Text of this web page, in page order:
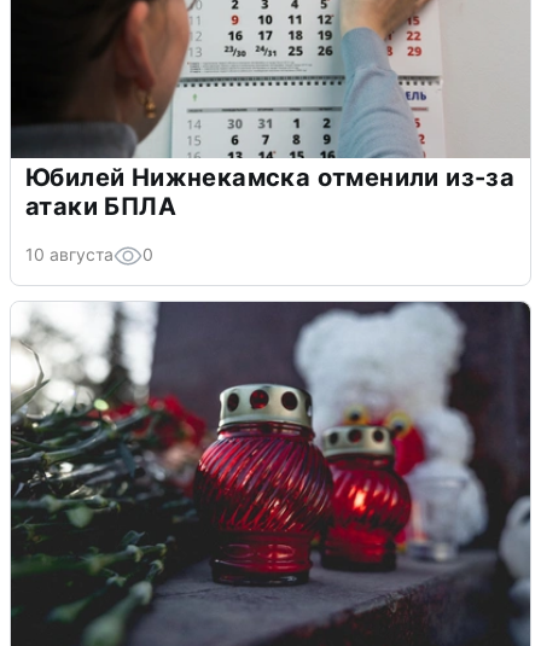
Юбилей Нижнекамска отменили из-за
атаки БПЛА
10 августа 0